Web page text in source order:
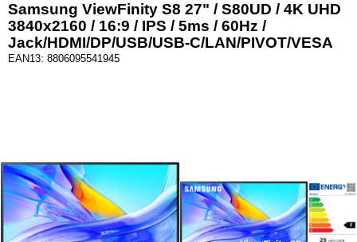
Samsung ViewFinity S8 27" / S80UD / 4K UHD
3840x2160 / 16:9 / IPS / 5ms / 60Hz /
Jack/HDMI/DP/USB/USB-C/LAN/PIVOT/VESA
EAN13: 8806095541945